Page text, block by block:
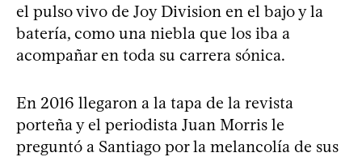
el pulso vivo de Joy Division en el bajo y la
batería, como una niebla que los iba a
acompañar en toda su carrera sónica.
En 2016 llegaron a la tapa de la revista
porteña y el periodista Juan Morris le
preguntó a Santiago por la melancolía de sus